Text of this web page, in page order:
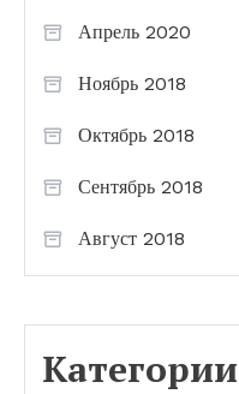
Апрель 2020
Ноябрь 2018
Октябрь 2018
Сентябрь 2018
Август 2018
Категории